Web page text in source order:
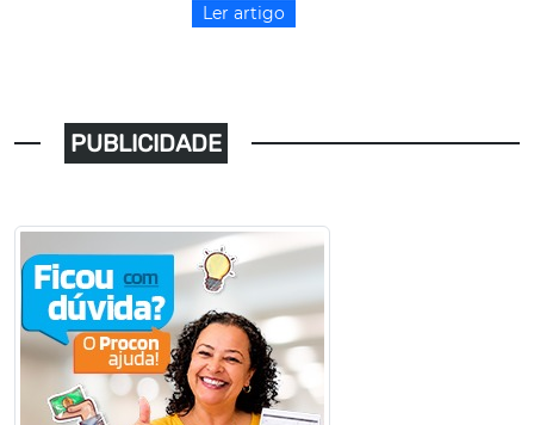
Ler artigo
PUBLICIDADE